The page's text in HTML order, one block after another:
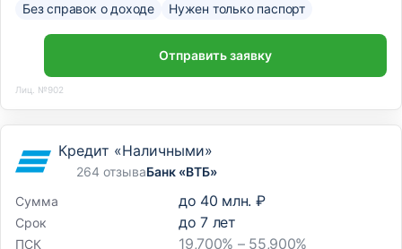
Без справок о доходе Нужен только паспорт
Отправить заявку
Лиц. №902
Кредит «Наличными»
264 отзываБанк «ВТБ»
Сумма
до 40 млн. ₽
Срок до7лет
ПСК 19,700% – 55,900%